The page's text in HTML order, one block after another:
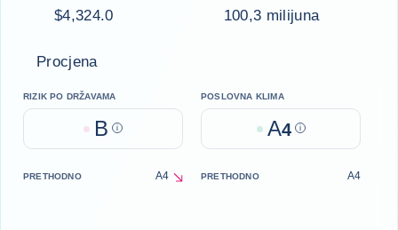
$4,324.0 100,3 milijuna
Procjena
RIZIK PO DRŽAVAMA
B Help
POSLOVNA KLIMA
A4 Help
PRETHODNO A4
decrease PRETHODNO A4